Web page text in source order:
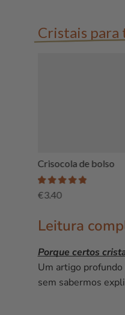
Cristais para
Crisocola de bolso
€3.40
Leitura
Porque certos
Um artigo
sem sabermos